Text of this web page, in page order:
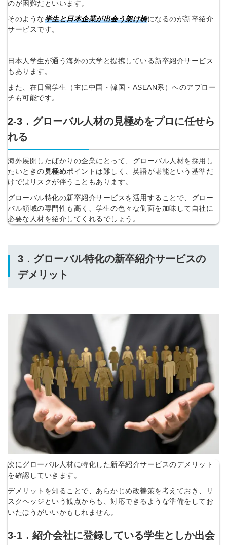
のが困難だといいます。
そのような学生と日本企業が出会う架け橋になるのが新卒紹介
サービスです。
日本人学生が通う海外の大学と提携している新卒紹介サービス
もあります。
また、在日留学生（主に中国・韓国・ASEAN系）へのアプロー
チも可能です。
2‐3．グローバル人材の見極めをプロに任せら
れる
海外展開したばかりの企業にとって、グローバル人材を採用し
たいときの 見極めポイントは難しく、英語が堪能という基準だ
けではリスクが伴うこともあります。
グローバル特化の新卒紹介サービスを活用することで、グロー
バル領域の専門性も高く、学生の色々な側面を加味して自社に
必要な人材を紹介してくれるでしょう。
3．グローバル特化の新卒紹介サービスの
デメリット
次にグローバル人材に特化した新卒紹介サービスのデメリット
を確認していきます。
デメリットを知ることで、あらかじめ改善策を考えておき、リ
スクヘッジという観点からも、対応できるような準備をしてお
いたほうがいいかもしれません。
3‐1．紹介会社に登録している学生としか出会